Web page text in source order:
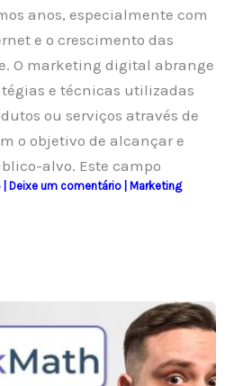
anos, especialmente com
e o crescimento das
O marketing digital abrange
e técnicas utilizadas
ou serviços através de
o objetivo de alcançar e
alvo. Este campo
Deixe um comentário
Marketing